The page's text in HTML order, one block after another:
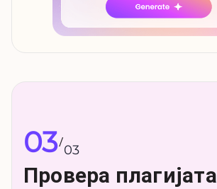
03/
03
Провера плагијата